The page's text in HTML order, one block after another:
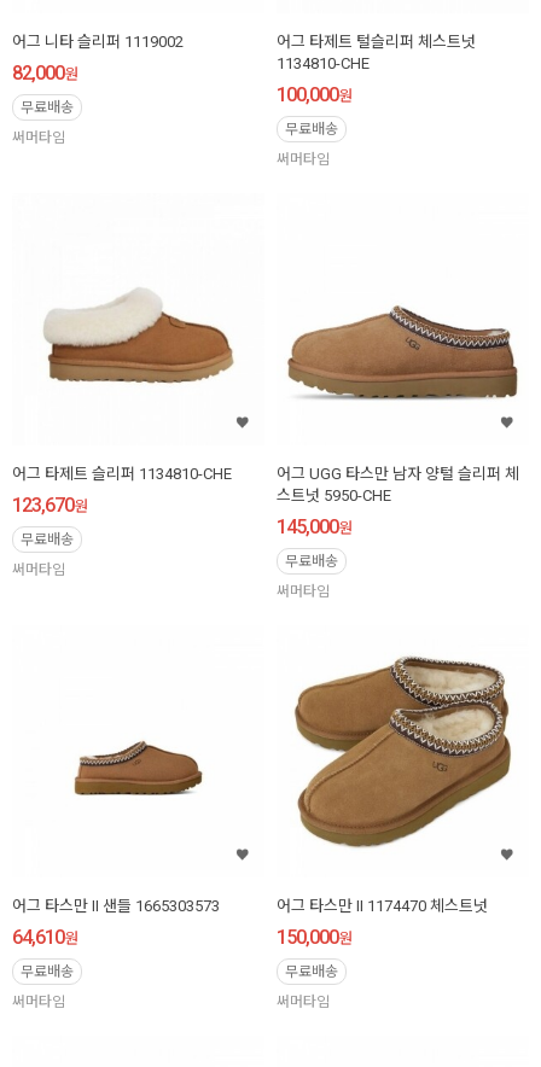
어그 니타 슬리퍼 1119002
82,000원
무료배송
써머타임
어그 타제트 털슬리퍼 체스트넛
1134810-CHE
100,000원
무료배송
써머타임
어그 타제트 슬리퍼 1134810-CHE
123,670원
무료배송
써머타임
어그 UGG 타스만 남자 양털 슬리퍼 체
스트넛 5950-CHE
145,000원
무료배송
써머타임
어그 타스만 II 샌들 1665303573
64,610원
무료배송
써머타임
어그 타스만 II 1174470 체스트넛
150,000원
무료배송
써머타임